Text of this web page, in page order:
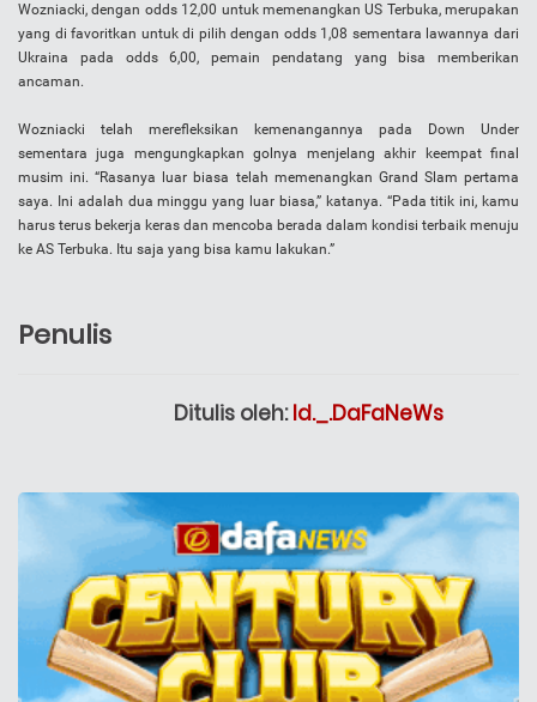
Wozniacki, dengan odds 12,00 untuk memenangkan US Terbuka, merupakan
yang di favoritkan untuk di pilih dengan odds 1,08 sementara lawannya dari
Ukraina pada odds 6,00, pemain pendatang yang bisa memberikan
ancaman.
Wozniacki telah merefleksikan kemenangannya pada Down Under
sementara juga mengungkapkan golnya menjelang akhir keempat final
musim ini. “Rasanya luar biasa telah memenangkan Grand Slam pertama
saya. Ini adalah dua minggu yang luar biasa,” katanya. “Pada titik ini, kamu
harus terus bekerja keras dan mencoba berada dalam kondisi terbaik menuju
ke AS Terbuka. Itu saja yang bisa kamu lakukan.”
Penulis
Ditulis oleh:Id._.DaFaNeWs